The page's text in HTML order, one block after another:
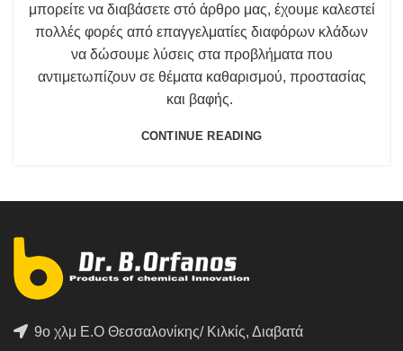
μπορείτε να διαβάσετε στό άρθρο μας, έχουμε καλεστεί
πολλές φορές από επαγγελματίες διαφόρων κλάδων
να δώσουμε λύσεις στα προβλήματα που
αντιμετωπίζουν σε θέματα καθαρισμού, προστασίας
και βαφής.
CONTINUE READING
9ο χλμ Ε.Ο Θεσσαλονίκης/ Κιλκίς, Διαβατά